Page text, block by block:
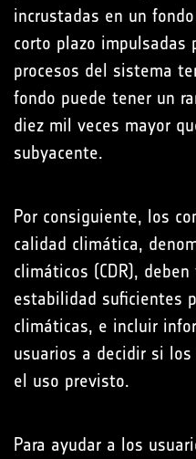
incrustadas en un
corto plazo impulsadas
procesos del sistema
fondo puede tener un
diez mil veces mayor
subyacente.
Por consiguiente, los
calidad climática,
climáticos (CDR),
estabilidad suficientes
climáticas, e incluir
usuarios a decidir si
el uso previsto.
Para ayudar a los